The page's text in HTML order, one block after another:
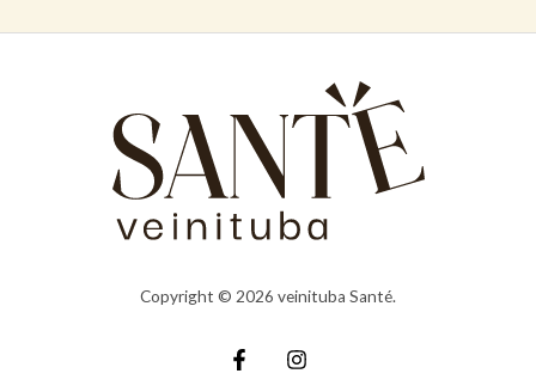
Copyright © 2026 veinituba Santé.